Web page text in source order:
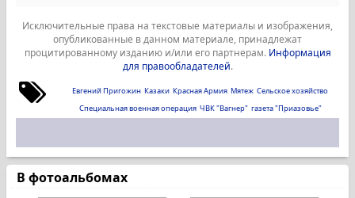
Исключительные права на текстовые материалы и изображения,
опубликованные в данном материале, принадлежат
процитированному изданию и/или его партнерам. Информация
для правообладателей.
Евгений Пригожин Казаки Красная Армия Мятеж Сельское хозяйство
Специальная военная операция ЧВК "Вагнер" газета "Приазовье"
В фотоальбомах